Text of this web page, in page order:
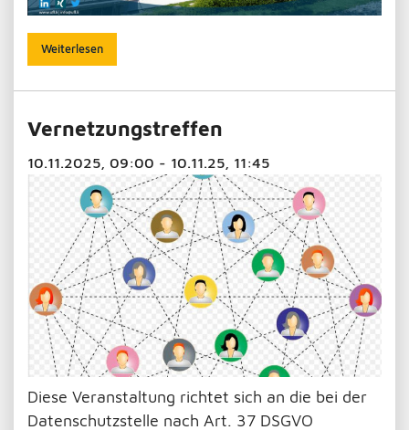
Weiterlesen
Vernetzungstreffen
10.11.2025, 09:00 - 10.11.25, 11:45
Diese Veranstaltung richtet sich an die bei der
Datenschutzstelle nach Art. 37 DSGVO